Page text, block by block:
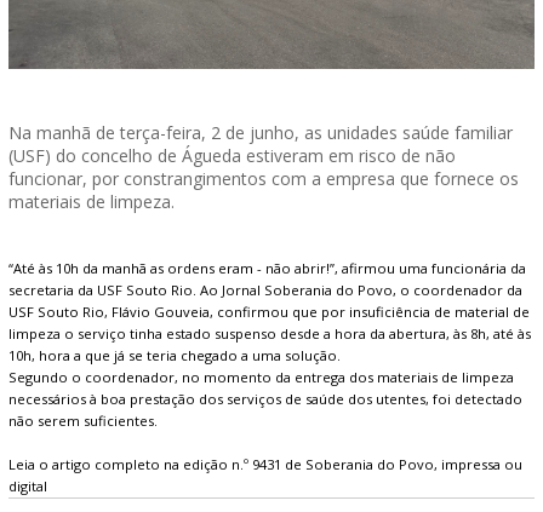
Na manhã de terça-feira, 2 de junho, as unidades saúde familiar
(USF) do concelho de Águeda estiveram em risco de não
funcionar, por constrangimentos com a empresa que fornece os
materiais de limpeza.
“Até às 10h da manhã as ordens eram - não abrir!”, afirmou uma funcionária da
secretaria da USF Souto Rio. Ao Jornal Soberania do Povo, o coordenador da
USF Souto Rio, Flávio Gouveia, confirmou que por insuficiência de material de
limpeza o serviço tinha estado suspenso desde a hora da abertura, às 8h, até às
10h, hora a que já se teria chegado a uma solução.
Segundo o coordenador, no momento da entrega dos materiais de limpeza
necessários à boa prestação dos serviços de saúde dos utentes, foi detectado
não serem suficientes.
Leia o artigo completo na edição n.º 9431 de Soberania do Povo, impressa ou
digital